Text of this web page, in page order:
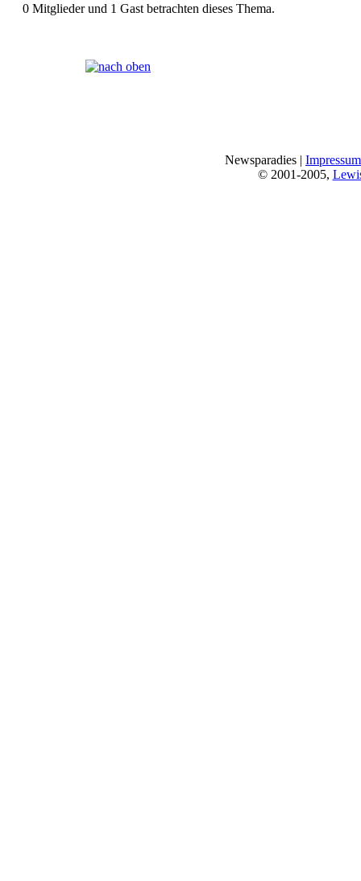
0 Mitglieder und 1 Gast betrachten dieses Thema.
Newsparadies | Impressum
© 2001-2005,